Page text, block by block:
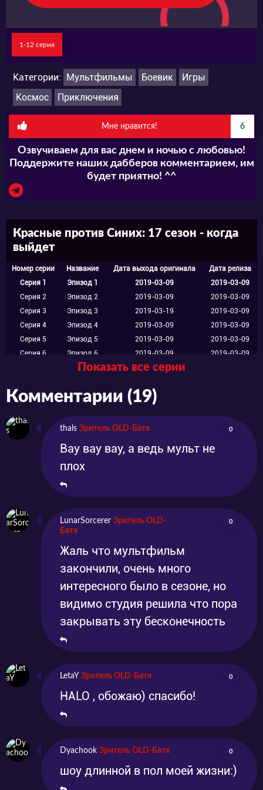
1-12 серия
Категории: Мультфильмы Боевик
Игры
Космос
Приключения
Мне нравится! 6
Озвучиваем для вас днем и ночью с любовью!
Поддержите наших дабберов комментарием, им
будет приятно! ^^
Красные против Синих: 17 сезон - когда
выйдет
Номер серии Название Дата выхода оригинала
Дата релиза
Серия 1
Эпизод 1 2019-03-09
2019-03-09
Серия 2
Эпизод 2 2019-03-09
2019-03-09
Серия 3
Эпизод 3 2019-03-19
2019-03-09
Серия 4
Эпизод 4 2019-03-09
2019-03-09
Серия 5
Эпизод 5 2019-03-09
2019-03-09
Серия 6
Эпизод 6 2019-03-09
2019-03-09
Эпизод 7 2019-03-09
Серия 9
Эпизод 9 2019-03-09
Показать все серии
Комментарии (19)
thals Зритель OLD-Батя 0
Вау вау вау, а ведь мульт не
плох
LunarSorcerer Зритель OLD-
Батя
0
Жаль что мультфильм
закончили, очень много
интересного было в сезоне, но
видимо студия решила что пора
закрывать эту бесконечность
LetaY Зритель OLD-Батя 0
HALO , обожаю) спасибо!
Dyachook Зритель OLD-Батя 0
шоу длинной в пол моей жизни:)